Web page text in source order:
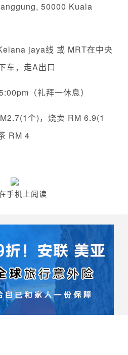
50000 Kuala
jaya线 或 MRT在中央
车，走A出口
（礼拜一休息）
个)，烧卖 RM 6.9(1
RM 4
手机上阅读